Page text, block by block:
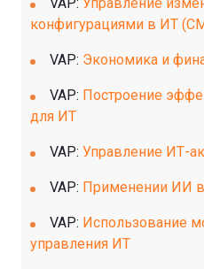
конфигурациями в ИТ
VAP: Экономика и
VAP: Построение
для ИТ
VAP: Управление ИТ-
VAP: Применении ИИ в
VAP: Использование
управления ИТ